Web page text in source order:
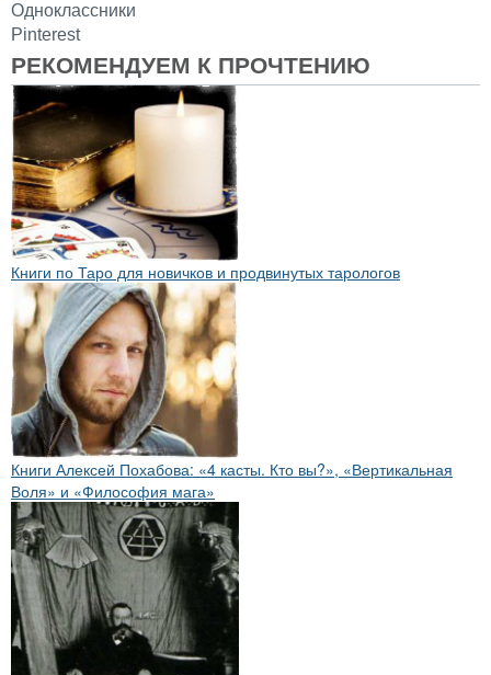
Одноклассники
Pinterest
РЕКОМЕНДУЕМ К ПРОЧТЕНИЮ
Книги по Таро для новичков и продвинутых тарологов
Книги Алексей Похабова: «4 касты. Кто вы?», «Вертикальная
Воля» и «Философия мага»